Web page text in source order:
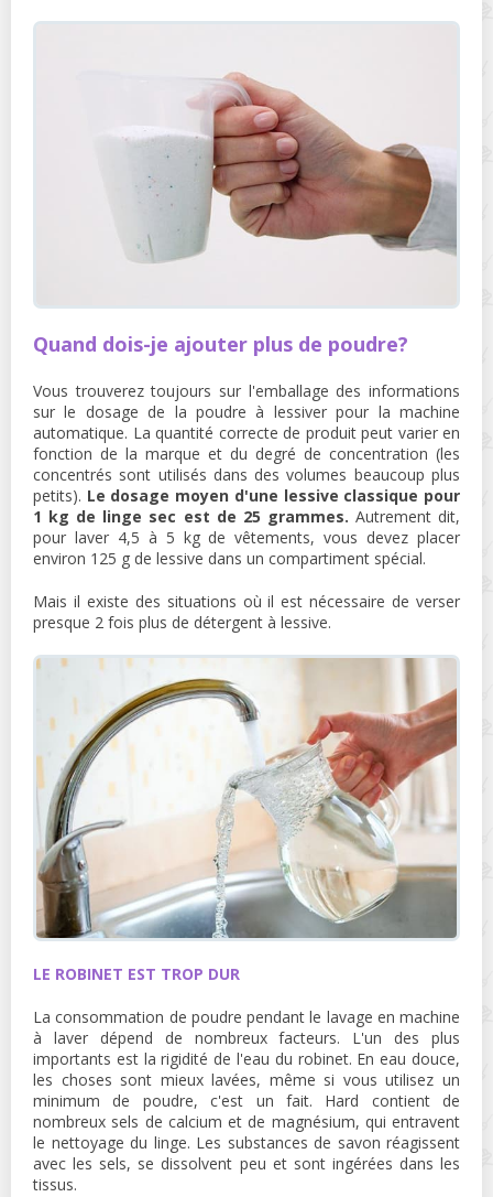
Quand dois-je ajouter plus de poudre?
Vous trouverez toujours sur l'emballage des informations
sur le dosage de la poudre à lessiver pour la machine
automatique. La quantité correcte de produit peut varier en
fonction de la marque et du degré de concentration (les
concentrés sont utilisés dans des volumes beaucoup plus
petits). Le dosage moyen d'une lessive classique pour
1 kg de linge sec est de 25 grammes. Autrement dit,
pour laver 4,5 à 5 kg de vêtements, vous devez placer
environ 125 g de lessive dans un compartiment spécial.
Mais il existe des situations où il est nécessaire de verser
presque 2 fois plus de détergent à lessive.
LE ROBINET EST TROP DUR
La consommation de poudre pendant le lavage en machine
à laver dépend de nombreux facteurs. L'un des plus
importants est la rigidité de l'eau du robinet. En eau douce,
les choses sont mieux lavées, même si vous utilisez un
minimum de poudre, c'est un fait. Hard contient de
nombreux sels de calcium et de magnésium, qui entravent
le nettoyage du linge. Les substances de savon réagissent
avec les sels, se dissolvent peu et sont ingérées dans les
tissus.